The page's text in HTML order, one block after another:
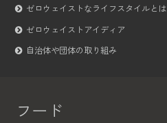
ゼロウェイストなライフスタイルとは
ゼロウェイストアイディア
自治体や団体の取り組み
フード